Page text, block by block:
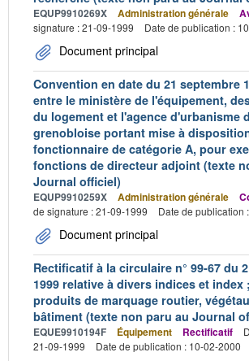
EQUP9910269X Administration générale
signature : 21-09-1999
Date de publication :
Document principal
Convention en date du 21 septembre
entre le ministère de l'équipement,
du logement et l'agence d'urbanisme
grenobloise portant mise à
fonctionnaire de catégorie A, pour
fonctions de directeur adjoint (texte
Journal officiel)
EQUP9910259X Administration générale
de signature : 21-09-1999
Date de publication
Document principal
Rectificatif à la circulaire n° 99-67 du
1999 relative à divers indices et index
produits de marquage routier,
bâtiment (texte non paru au Journal
EQUE9910194F Équipement Rectificatif
21-09-1999
Date de publication : 10-02-2000